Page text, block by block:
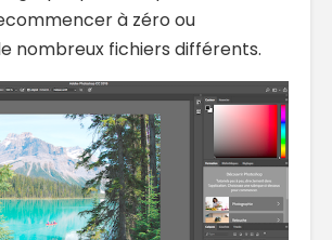
à zéro ou
nombreux fichiers différents.